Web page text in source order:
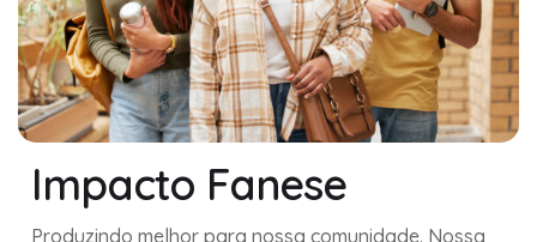
Impacto Fanese
Produzindo melhor para nossa comunidade. Nossa